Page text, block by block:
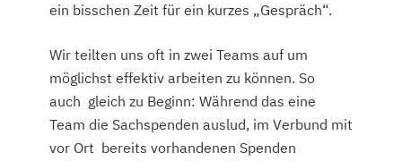
ein bisschen Zeit für ein kurzes „Gespräch“.
Wir teilten uns oft in zwei Teams auf um
möglichst effektiv arbeiten zu können. So
auch gleich zu Beginn: Während das eine
Team die Sachspenden auslud, im Verbund mit
vor Ort bereits vorhandenen Spenden